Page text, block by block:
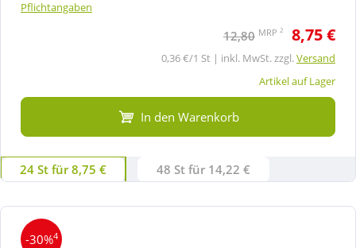
Pflichtangaben
12,80 MRP 2 8,75 €
0,36 €/1 St | inkl. MwSt. zzgl.Versand
Artikel auf Lager
In den Warenkorb
24 St für 8,75 € 48 St für 14,22 €
-30%4